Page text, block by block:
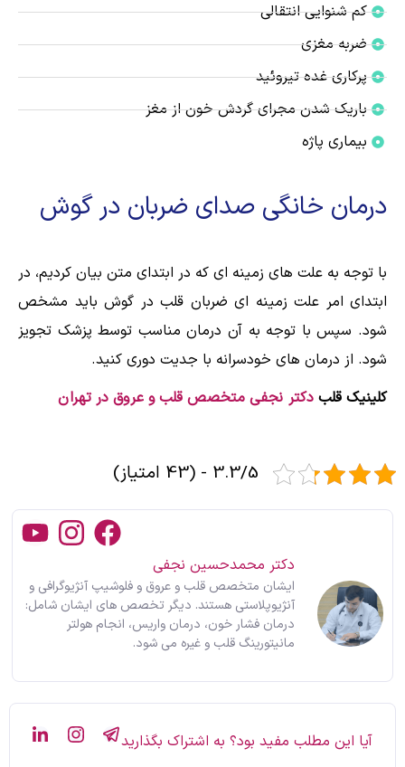
کم شنوایی انتقالی
ضربه مغزی
پرکاری غده تیروئید
باریک شدن مجرای گردش خون از مغز
بیماری پاژه
درمان خانگی صدای ضربان در گوش
با توجه به علت های زمینه ای که در ابتدای متن بیان کردیم، در
ابتدای امر علت زمینه ای ضربان قلب در گوش باید مشخص
شود. سپس با توجه به آن درمان مناسب توسط پزشک تجویز
شود. از درمان های خودسرانه با جدیت دوری کنید.
کلینیک قلب دکتر نجفی متخصص قلب و عروق در تهران
3.3/5 - (43 امتیاز)
دکتر محمدحسین نجفی
ایشان متخصص قلب و عروق و فلوشیپ آنژیوگرافی و
آنژیوپلاستی هستند. دیگر تخصص های ایشان شامل:
درمان فشار خون، درمان واریس، انجام هولتر
مانیتورینگ قلب و غیره می شود.
آیا این مطلب مفید بود؟ به اشتراک بگذارید